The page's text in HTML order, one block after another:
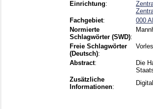
Einrichtung:
Fachgebiet:
000
Normierte
Schlagwörter (SWD):
Freie Schlagwörter
(Deutsch):
Abstract:
Die
Zusätzliche
Informationen: